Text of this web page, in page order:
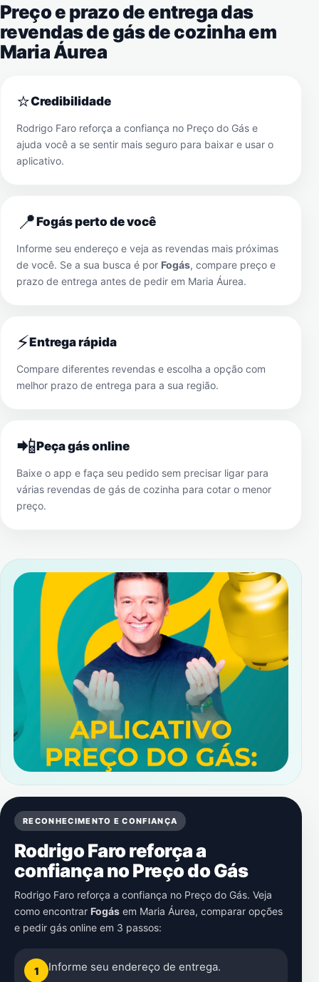
Preço e prazo de entrega das
revendas de gás de cozinha em
Maria Áurea
⭐Credibilidade
Rodrigo Faro reforça a confiança no Preço do Gás e
ajuda você a se sentir mais seguro para baixar e usar o
aplicativo.
📍Fogás perto de você
Informe seu endereço e veja as revendas mais próximas
de você. Se a sua busca é por Fogás, compare preço e
prazo de entrega antes de pedir em Maria Áurea.
⚡Entrega rápida
Compare diferentes revendas e escolha a opção com
melhor prazo de entrega para a sua região.
📲Peça gás online
Baixe o app e faça seu pedido sem precisar ligar para
várias revendas de gás de cozinha para cotar o menor
preço.
RECONHECIMENTO E CONFIANÇA
Rodrigo Faro reforça a
confiança no Preço do Gás
Rodrigo Faro reforça a confiança no Preço do Gás. Veja
como encontrar Fogás em Maria Áurea, comparar opções
e pedir gás online em 3 passos:
1 Informe seu endereço de entrega.